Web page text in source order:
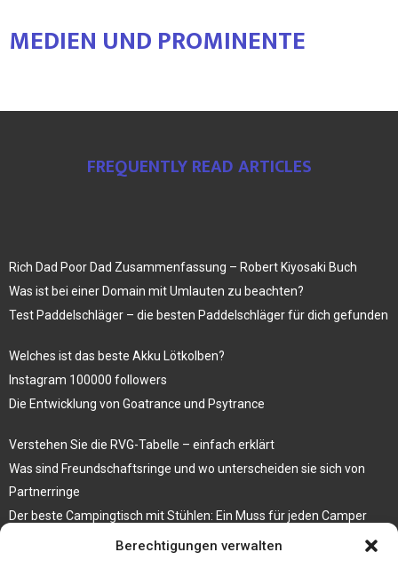
Berechtigungen verwalten
MEDIEN UND PROMINENTE
FREQUENTLY READ ARTICLES
Rich Dad Poor Dad Zusammenfassung – Robert Kiyosaki Buch
Was ist bei einer Domain mit Umlauten zu beachten?
Test Paddelschläger – die besten Paddelschläger für dich gefunden
Welches ist das beste Akku Lötkolben?
Instagram 100000 followers
Die Entwicklung von Goatrance und Psytrance
Verstehen Sie die RVG-Tabelle – einfach erklärt
Was sind Freundschaftsringe und wo unterscheiden sie sich von
Partnerringe
Der beste Campingtisch mit Stühlen: Ein Muss für jeden Camper
Die Küche als Platz der Gemeinschaft